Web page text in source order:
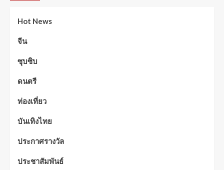
Hot News
จีน
ซุบซิบ
ดนตรี
ท่องเที่ยว
บันเทิงไทย
ประกาศรางวัล
ประชาสัมพันธ์